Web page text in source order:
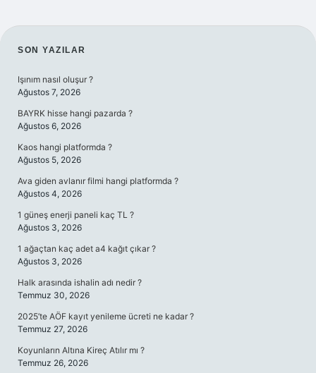
SIDEBAR
SON YAZILAR
Işınım nasıl oluşur ?
Ağustos 7, 2026
BAYRK hisse hangi pazarda ?
Ağustos 6, 2026
Kaos hangi platformda ?
Ağustos 5, 2026
Ava giden avlanır filmi hangi platformda ?
Ağustos 4, 2026
1 güneş enerji paneli kaç TL ?
Ağustos 3, 2026
1 ağaçtan kaç adet a4 kağıt çıkar ?
Ağustos 3, 2026
Halk arasında ishalin adı nedir ?
Temmuz 30, 2026
2025’te AÖF kayıt yenileme ücreti ne kadar ?
Temmuz 27, 2026
Koyunların Altına Kireç Atılır mı ?
Temmuz 26, 2026